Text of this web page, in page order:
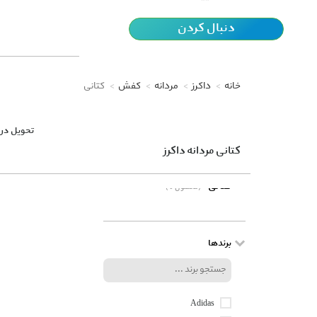
دنبال کردن
تحویل در
خانه داکرز مردانه کفش کتانی
کتانی مردانه داکرز
(0 محصول) کتانی
برندها
Adidas